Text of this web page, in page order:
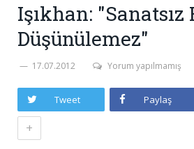
Işıkhan: "Sanatsız
Düşünülemez"
17.07.2012 Yorum yapılmamış
Tweet Paylaş
+